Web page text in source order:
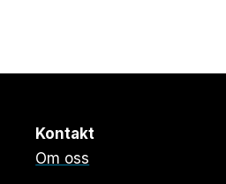
Kontakt
Om oss